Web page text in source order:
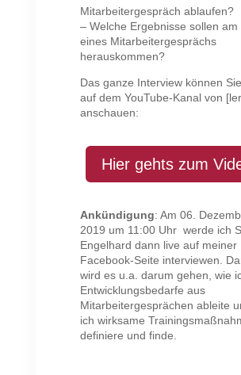
Mitarbeitergespräch ablaufen?
– Welche Ergebnisse sollen am
eines Mitarbeitergesprächs
herauskommen?
Das ganze Interview können
auf dem YouTube-Kanal von
anschauen:
Hier gehts zum
Ankündigung: Am 06.
2019 um 11:00 Uhr werde ich
Engelhard dann live auf meiner
Facebook-Seite interviewen.
wird es u.a. darum gehen, wie
Entwicklungsbedarfe aus
Mitarbeitergesprächen ableite
ich wirksame
definiere und finde.